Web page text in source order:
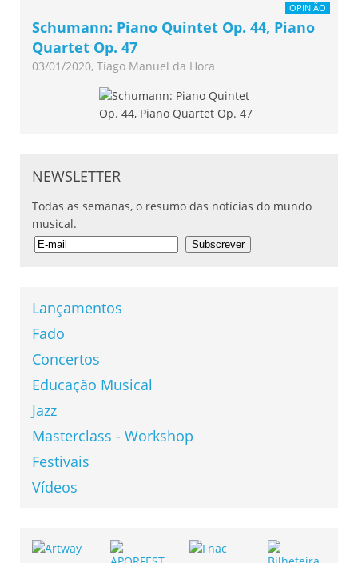
OPINIÃO
Schumann: Piano Quintet Op. 44, Piano
Quartet Op. 47
03/01/2020, Tiago Manuel da Hora
NEWSLETTER
Todas as semanas, o resumo das notícias do mundo
musical.
Lançamentos
Fado
Concertos
Educação Musical
Jazz
Masterclass - Workshop
Festivais
Vídeos